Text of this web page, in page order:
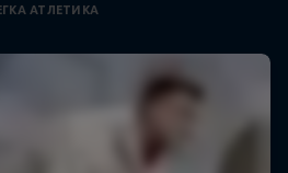
АТЛЕТИКА